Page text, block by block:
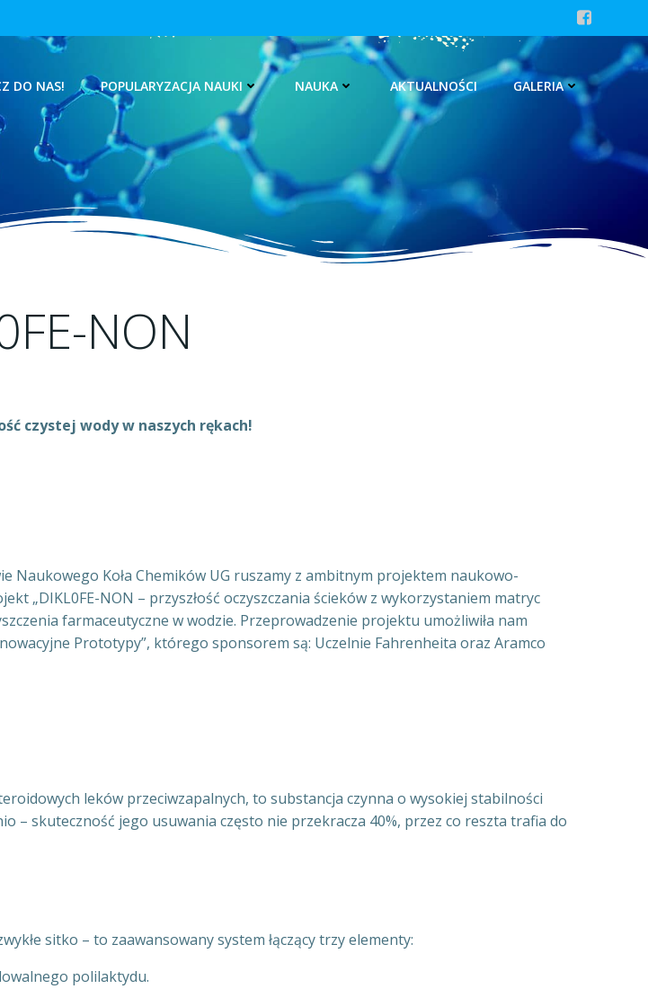
DO NAS! POPULARYZACJA NAUKI NAUKA AKTUALNOŚCI GALERIA
NON
czystej wody w naszych rękach!
Naukowego Koła Chemików UG ruszamy z ambitnym projektem naukowo-
„DIKL0FE-NON – przyszłość oczyszczania ścieków z wykorzystaniem matryc
farmaceutyczne w wodzie. Przeprowadzenie projektu umożliwiła nam
Prototypy”, którego sponsorem są: Uczelnie Fahrenheita oraz Aramco
leków przeciwzapalnych, to substancja czynna o wysokiej stabilności
– skuteczność jego usuwania często nie przekracza 40%, przez co reszta trafia do
sitko – to zaawansowany system łączący trzy elementy:
polilaktydu.